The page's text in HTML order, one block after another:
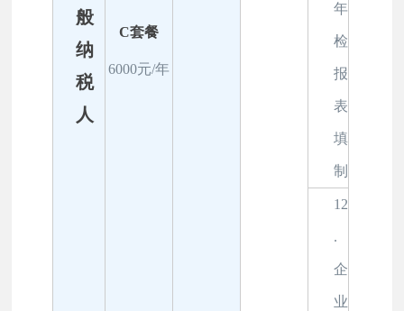
般
纳
税
人
C套餐
6000元/年
年
检
报
表
填
制
12
.
企
业